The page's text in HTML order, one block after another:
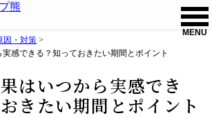
MENU
因・対策 >
感できる？知っておきたい期間とポイント
はいつから実感でき
きたい期間とポイント